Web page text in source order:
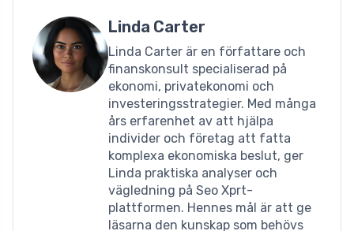
Linda Carter
Linda Carter är en författare och
finanskonsult specialiserad på
ekonomi, privatekonomi och
investeringsstrategier. Med många
års erfarenhet av att hjälpa
individer och företag att fatta
komplexa ekonomiska beslut, ger
Linda praktiska analyser och
vägledning på Seo Xprt-
plattformen. Hennes mål är att ge
läsarna den kunskap som behövs